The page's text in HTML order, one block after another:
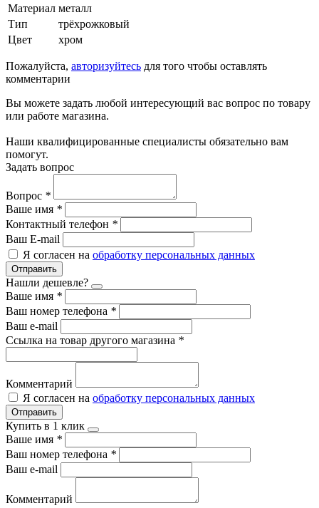
Материал металл
Тип
трёхрожковый
Цвет
хром
Пожалуйста, авторизуйтесь для того чтобы оставлять
комментарии
Вы можете задать любой интересующий вас вопрос по товару
или работе магазина.
Наши квалифицированные специалисты обязательно вам
помогут.
Задать вопрос
Вопрос *
Ваше имя *
Контактный телефон *
Ваш E-mail
Я согласен на обработку персональных данных
Отправить
Нашли дешевле?
Ваше имя *
Ваш номер телефона *
Ваш e-mail
Ссылка на товар другого магазина *
Комментарий
Я согласен на обработку персональных данных
Отправить
Купить в 1 клик
Ваше имя *
Ваш номер телефона *
Ваш e-mail
Комментарий